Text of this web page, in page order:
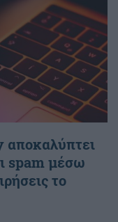
αποκαλύπτει
spam μέσω
το